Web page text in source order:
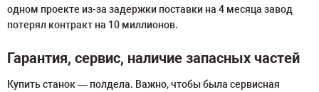
одном проекте из-за задержки поставки на 4 месяца завод
потерял контракт на 10 миллионов.
Гарантия, сервис, наличие запасных частей
Купить станок — полдела. Важно, чтобы была сервисная